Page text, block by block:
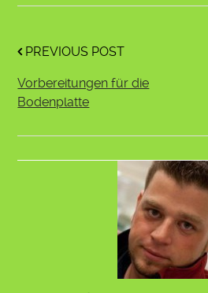
PREVIOUS POST
Vorbereitungen für die
Bodenplatte